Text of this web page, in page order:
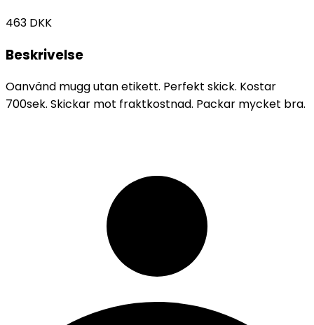
463 DKK
Beskrivelse
Oanvänd mugg utan etikett. Perfekt skick. Kostar
700sek. Skickar mot fraktkostnad. Packar mycket bra.